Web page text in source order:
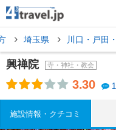
埼玉県 川口・戸田
興禅院 寺・神社・教会
3.30
施設情報・クチコミ